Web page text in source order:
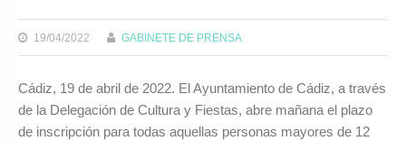
19/04/2022 GABINETE DE PRENSA
Cádiz, 19 de abril de 2022. El Ayuntamiento de Cádiz, a través
de la Delegación de Cultura y Fiestas, abre mañana el plazo
de inscripción para todas aquellas personas mayores de 12